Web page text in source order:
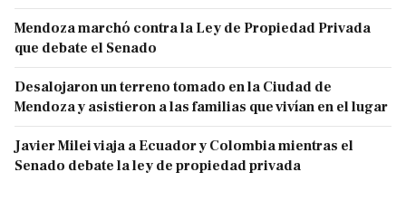
Mendoza marchó contra la Ley de Propiedad Privada
que debate el Senado
Desalojaron un terreno tomado en la Ciudad de
Mendoza y asistieron a las familias que vivían en el lugar
Javier Milei viaja a Ecuador y Colombia mientras el
Senado debate la ley de propiedad privada